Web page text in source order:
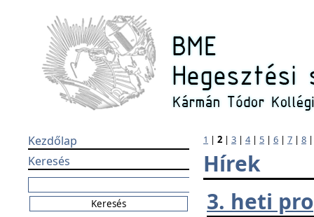
Kezdőlap
Keresés
1 | 2 | 3 | 4| 5 | 6 | 7 | 8
Hírek
3. heti